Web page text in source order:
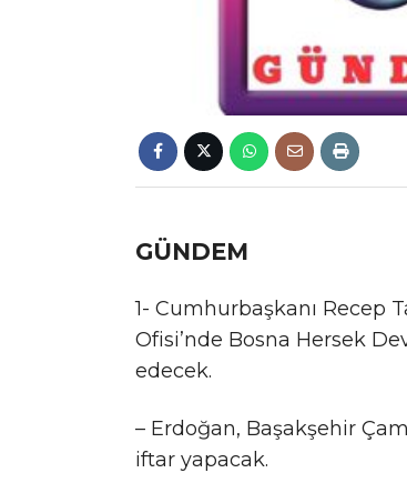
GÜNDEM
1- Cumhurbaşkanı Recep
Ofisi’nde Bosna Hersek
edecek.
– Erdoğan, Başakşehir
iftar yapacak.